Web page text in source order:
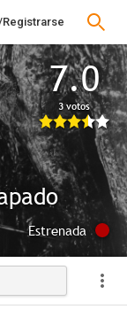
7.0
3 votos
Estrenada